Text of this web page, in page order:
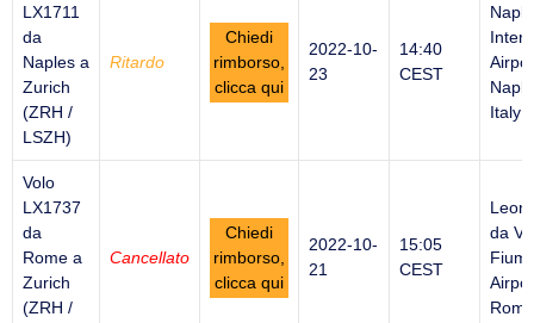
LX1711
da
Naples a
Zurich
(ZRH /
LSZH)
Ritardo
Chiedi
rimborso,
clicca qui
2022-10-
23
14:40
CEST
Italy
Volo
LX1737
da
Rome a
Zurich
(ZRH /
Cancellato
Chiedi
rimborso,
clicca qui
2022-10-
21
15:05
CEST
da